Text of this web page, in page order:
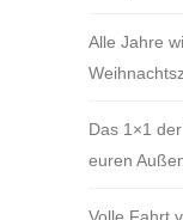
Alle Jahre
Das 1×1
euren